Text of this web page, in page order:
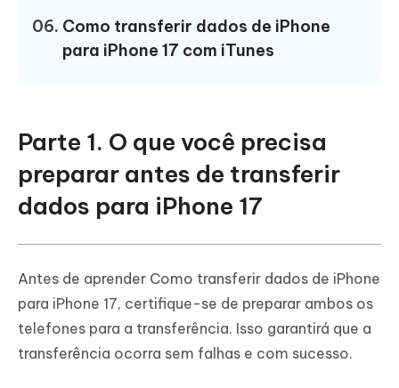
06. Como transferir dados de iPhone
para iPhone 17 com iTunes
Parte 1. O que você precisa
preparar antes de transferir
dados para iPhone 17
Antes de aprender Como transferir dados de iPhone
para iPhone 17, certifique-se de preparar ambos os
telefones para a transferência. Isso garantirá que a
transferência ocorra sem falhas e com sucesso.